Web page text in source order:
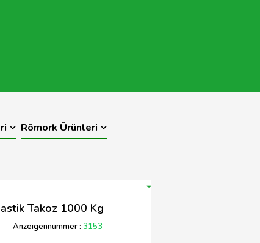
Römork Ürünleri
Takoz 1000 Kg
Anzeigennummer : 3153